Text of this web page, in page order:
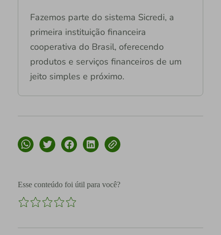
Fazemos parte do sistema Sicredi, a
primeira instituição financeira
cooperativa do Brasil, oferecendo
produtos e serviços financeiros de um
jeito simples e próximo.
Esse conteúdo foi útil para você?